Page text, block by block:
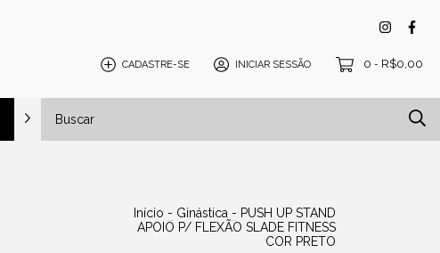
CADASTRE-SE INICIAR SESSÃO 0 - R$0,00
Pisos e Tatames
Início - Ginástica - PUSH UP STAND
APOIO P/ FLEXÃO SLADE FITNESS
COR PRETO